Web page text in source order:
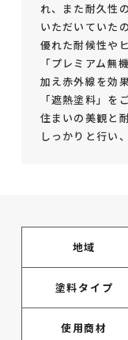
れ、また耐久性
いただいていた
優れた耐候性や
「プレミアム無
加え赤外線を効
「遮熱塗料」を
住まいの美観と
しっかりと行い
地域
塗料タイプ
使用商材